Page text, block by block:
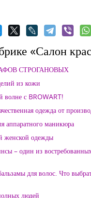
«Салон
СТРОГАНОВЫХ
из кожи
волне с BROWART!
одежда от
аппаратного маникюра
женской одежды
– один из
для волос. Что
людей